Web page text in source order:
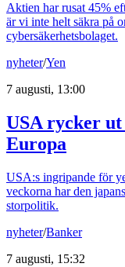
Aktien har rusat 45%
är vi inte helt säkra på
cybersäkerhetsbolaget.
nyheter/Yen
7 augusti, 13:00
USA rycker
Europa
USA:s ingripande för
veckorna har den
storpolitik.
nyheter/Banker
7 augusti, 15:32